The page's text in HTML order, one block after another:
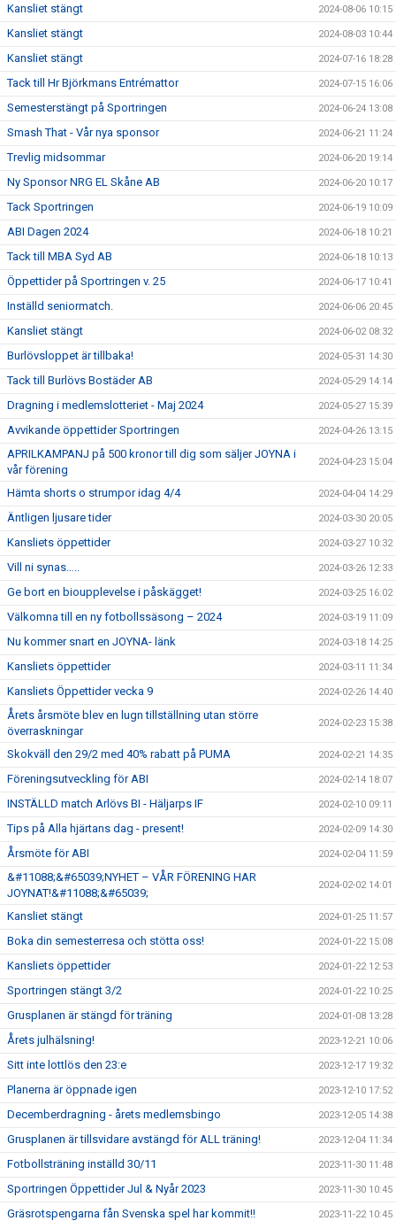
Kansliet stängt 2024-08-06 10:15
Kansliet stängt 2024-08-03 10:44
Kansliet stängt 2024-07-16 18:28
Tack till Hr Björkmans Entrémattor 2024-07-15 16:06
Semesterstängt på Sportringen 2024-06-24 13:08
Smash That - Vår nya sponsor 2024-06-21 11:24
Trevlig midsommar 2024-06-20 19:14
Ny Sponsor NRG EL Skåne AB 2024-06-20 10:17
Tack Sportringen 2024-06-19 10:09
ABI Dagen 2024 2024-06-18 10:21
Tack till MBA Syd AB 2024-06-18 10:13
Öppettider på Sportringen v. 25 2024-06-17 10:41
Inställd seniormatch. 2024-06-06 20:45
Kansliet stängt 2024-06-02 08:32
Burlövsloppet är tillbaka! 2024-05-31 14:30
Tack till Burlövs Bostäder AB 2024-05-29 14:14
Dragning i medlemslotteriet - Maj 2024 2024-05-27 15:39
Avvikande öppettider Sportringen 2024-04-26 13:15
APRILKAMPANJ på 500 kronor till dig som säljer JOYNA i
vår förening
2024-04-23 15:04
Hämta shorts o strumpor idag 4/4 2024-04-04 14:29
Äntligen ljusare tider 2024-03-30 20:05
Kansliets öppettider 2024-03-27 10:32
Vill ni synas….. 2024-03-26 12:33
Ge bort en bioupplevelse i påskägget! 2024-03-25 16:02
Välkomna till en ny fotbollssäsong – 2024 2024-03-19 11:09
Nu kommer snart en JOYNA- länk 2024-03-18 14:25
Kansliets öppettider 2024-03-11 11:34
Kansliets Öppettider vecka 9 2024-02-26 14:40
Årets årsmöte blev en lugn tillställning utan större
överraskningar
2024-02-23 15:38
Skokväll den 29/2 med 40% rabatt på PUMA 2024-02-21 14:35
Föreningsutveckling för ABI 2024-02-14 18:07
INSTÄLLD match Arlövs BI - Häljarps IF 2024-02-10 09:11
Tips på Alla hjärtans dag - present! 2024-02-09 14:30
Årsmöte för ABI 2024-02-04 11:59
&#11088;&#65039;NYHET – VÅR FÖRENING HAR
JOYNAT!&#11088;&#65039;
2024-02-02 14:01
Kansliet stängt 2024-01-25 11:57
Boka din semesterresa och stötta oss! 2024-01-22 15:08
Kansliets öppettider 2024-01-22 12:53
Sportringen stängt 3/2 2024-01-22 10:25
Grusplanen är stängd för träning 2024-01-08 13:28
Årets julhälsning! 2023-12-21 10:06
Sitt inte lottlös den 23:e 2023-12-17 19:32
Planerna är öppnade igen 2023-12-10 17:52
Decemberdragning - årets medlemsbingo 2023-12-05 14:38
Grusplanen är tillsvidare avstängd för ALL träning! 2023-12-04 11:34
Fotbollsträning inställd 30/11 2023-11-30 11:48
Sportringen Öppettider Jul & Nyår 2023 2023-11-30 10:45
Gräsrotspengarna fån Svenska spel har kommit!! 2023-11-22 10:45